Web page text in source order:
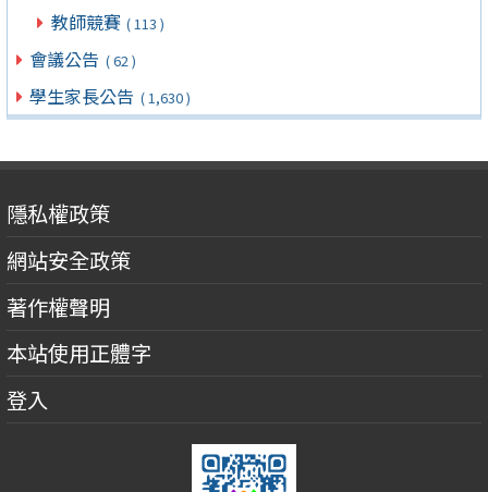
教師競賽 ( 113 )
會議公告 ( 62 )
學生家長公告 ( 1,630 )
隱私權政策
網站安全政策
著作權聲明
本站使用正體字
登入